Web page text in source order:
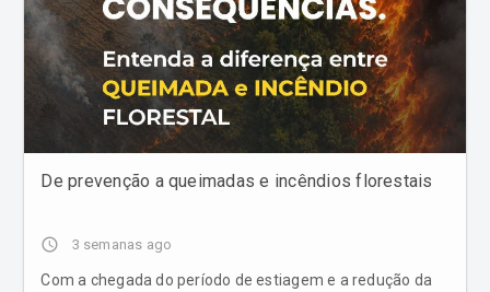
De prevenção a queimadas e incêndios florestais
access_time 3 semanas ago
Com a chegada do período de estiagem e a redução da